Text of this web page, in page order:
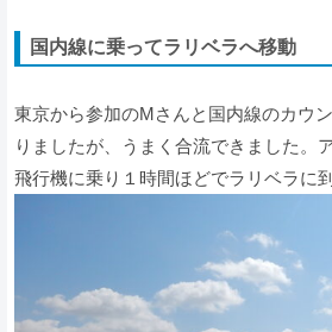
国内線に乗ってラリベラへ移動
東京から参加のMさんと国内線のカウ
りましたが、うまく合流できました。
飛行機に乗り１時間ほどでラリベラに到